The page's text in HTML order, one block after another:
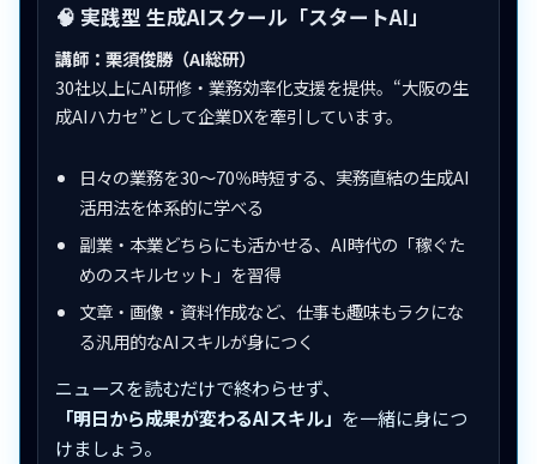
🧠 実践型 生成AIスクール「スタートAI」
講師：栗須俊勝（AI総研）
30社以上にAI研修・業務効率化支援を提供。“大阪の生
成AIハカセ”として企業DXを牽引しています。
日々の業務を30〜70％時短する、実務直結の生成AI
活用法を体系的に学べる
副業・本業どちらにも活かせる、AI時代の「稼ぐた
めのスキルセット」を習得
文章・画像・資料作成など、仕事も趣味もラクにな
る汎用的なAIスキルが身につく
ニュースを読むだけで終わらせず、
「明日から成果が変わるAIスキル」 を一緒に身につ
けましょう。